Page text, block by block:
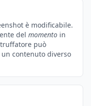
è modificabile.
del momento in
può
contenuto diverso